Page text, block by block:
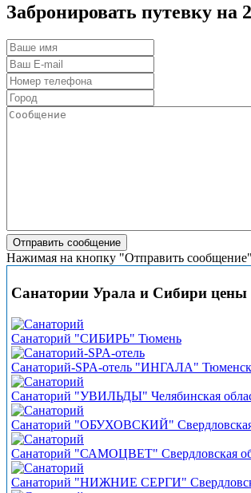
Забронировать путевку на
Нажимая на кнопку "Отправить
Санатории Урала и Сибири цены
Санаторий "СИБИРЬ" Тюмень
Санаторий-SPA-отель "ИНГАЛА"
Санаторий "УВИЛЬДЫ" Челябинская
Санаторий "ОБУХОВСКИЙ" Свердловская
Санаторий "САМОЦВЕТ" Свердловская
Санаторий "НИЖНИЕ СЕРГИ"